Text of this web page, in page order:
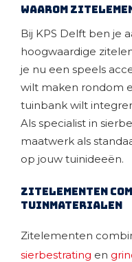
Waarom
Bij KPS Delft ben je
hoogwaardige
je nu een speels
wilt maken rondom
tuinbank wilt
Als specialist in
maatwerk als
op jouw tuinideeën.
Zitelementen
tuinmaterialen
Zitelementen
sierbestrating en